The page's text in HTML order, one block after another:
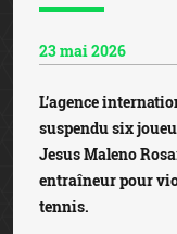
23 mai 2026
L’agence
suspendu six
Jesus Maleno
entraîneur pour
tennis.